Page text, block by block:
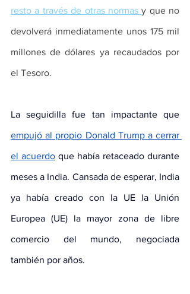
resto a través de otras normas y que no
devolverá inmediatamente unos 175 mil
millones de dólares ya recaudados por
el Tesoro.
empujó al propio Donald Trump a cerrar
el acuerdo que había retaceado durante
meses a India. Cansada de esperar, India
ya había creado con la UE la Unión
Europea (UE) la mayor zona de libre
comercio del mundo, negociada
también por años.